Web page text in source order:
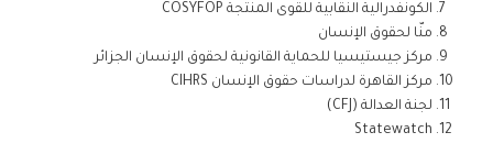
الكونفدرالية النقابية للقوى المنتجة COSYFOP
منّا لحقوق الإنسان
مركز جيستيسيا للحماية القانونية لحقوق الإنسان الجزائر
مركز القاهرة لدراسات حقوق الإنسان CIHRS
لجنة العدالة ( CFJ
)
Statewatch